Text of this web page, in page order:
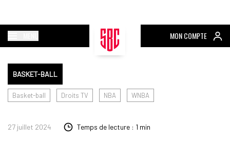
MON COMPTE
BASKET-BALL
Basket-ball Droits TV NBA WNBA
27 juillet 2024 Temps de lecture : 1 min